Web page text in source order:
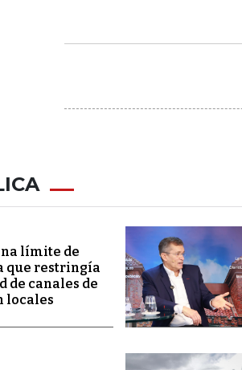
límite de
que restringía
de canales de
locales